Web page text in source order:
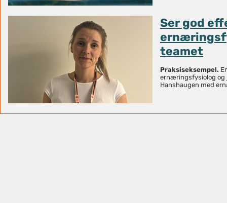
Ser god
teamet
Praksiseksempel.
ernæringsfysiolog og
Hanshaugen med